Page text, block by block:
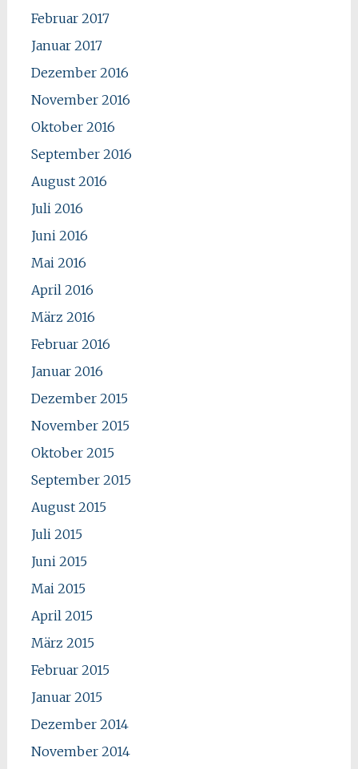
Februar 2017
Januar 2017
Dezember 2016
November 2016
Oktober 2016
September 2016
August 2016
Juli 2016
Juni 2016
Mai 2016
April 2016
März 2016
Februar 2016
Januar 2016
Dezember 2015
November 2015
Oktober 2015
September 2015
August 2015
Juli 2015
Juni 2015
Mai 2015
April 2015
März 2015
Februar 2015
Januar 2015
Dezember 2014
November 2014